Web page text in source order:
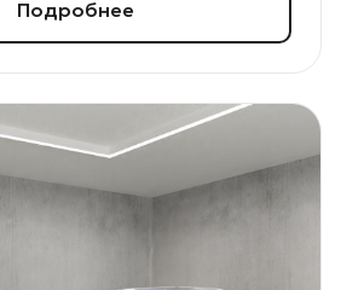
Подробнее